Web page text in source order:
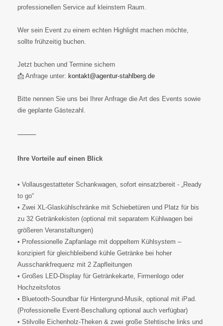
professionellen Service auf kleinstem Raum.
Wer sein Event zu einem echten Highlight machen möchte,
sollte frühzeitig buchen.
Jetzt buchen und Termine sichern
📩 Anfrage unter: kontakt@agentur-stahlberg.de
Bitte nennen Sie uns bei Ihrer Anfrage die Art des Events sowie
die geplante Gästezahl.
⸻
Ihre Vorteile auf einen Blick
• Vollausgestatteter Schankwagen, sofort einsatzbereit - „Ready
to go“
• Zwei XL-Glaskühlschränke mit Schiebetüren und Platz für bis
zu 32 Getränkekisten (optional mit separatem Kühlwagen bei
größeren Veranstaltungen)
• Professionelle Zapfanlage mit doppeltem Kühlsystem –
konzipiert für gleichbleibend kühle Getränke bei hoher
Ausschankfrequenz mit 2 Zapfleitungen
• Großes LED-Display für Getränkekarte, Firmenlogo oder
Hochzeitsfotos
• Bluetooth-Soundbar für Hintergrund-Musik, optional mit iPad.
(Professionelle Event-Beschallung optional auch verfügbar)
• Stilvolle Eichenholz-Theken & zwei große Stehtische links und